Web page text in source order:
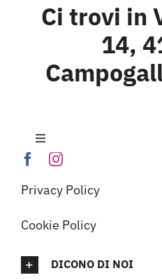
Ci trovi in
14,
Toggle
Navigation
Laghi E.Curiel
Calendario Eventi
Privacy Policy
Cookie Policy
DICONO DI NOI